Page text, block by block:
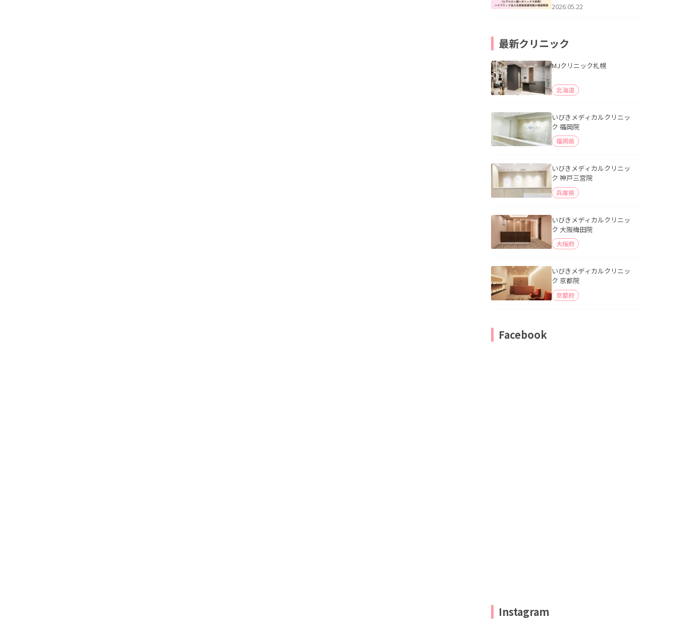
用】ハイブリッド注入を美
2026.05.22
最新クリニック
MJクリニック札幌
北海道
いびきメディカルクリニッ
ク 福岡院
福岡県
いびきメディカルクリニッ
ク 神戸三宮院
兵庫県
いびきメディカルクリニッ
ク 大阪梅田院
大阪府
いびきメディカルクリニッ
ク 京都院
京都府
Facebook
Instagram